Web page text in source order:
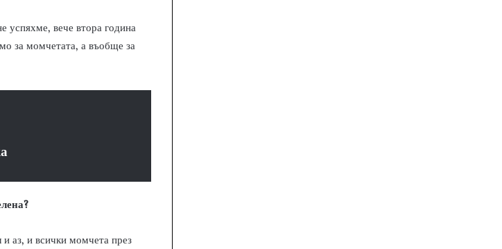
успяхме, вече втора година
за момчетата, а въобще за
аз, и всички момчета през